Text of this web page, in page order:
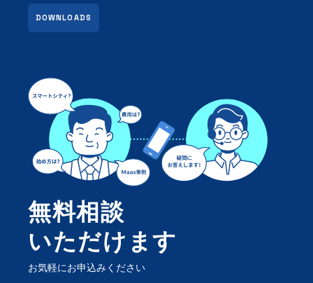
DOWNLOADS
無料相談
いただけます
お気軽にお申込みください